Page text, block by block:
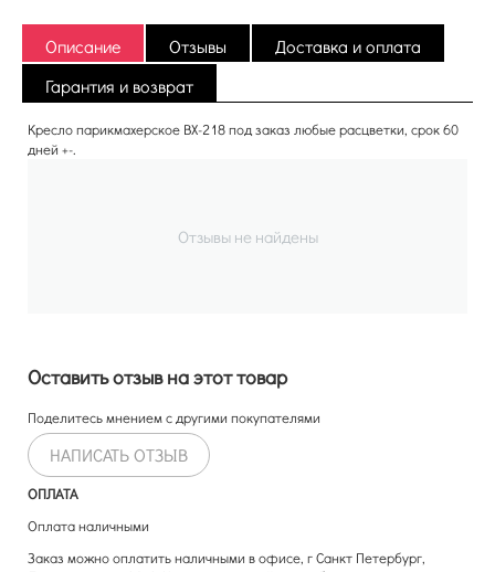
Описание Отзывы
Доставка и оплата
Гарантия и возврат
Кресло парикмахерское BX-218 под заказ любые расцветки, срок 60
дней +-.
Отзывы не найдены
Оставить отзыв на этот товар
Поделитесь мнением с другими покупателями
НАПИСАТЬ ОТЗЫВ
ОПЛАТА
Оплата наличными
Заказ можно оплатить наличными в офисе, г Санкт Петербург,